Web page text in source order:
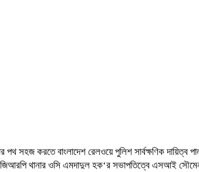
পথ সহজ করতে বাংলাদেশ রেলওয়ে পুলিশ সার্বক্ষণিক
থানার ওসি এমদাদুল হক‘র সভাপতিত্বে এসআই